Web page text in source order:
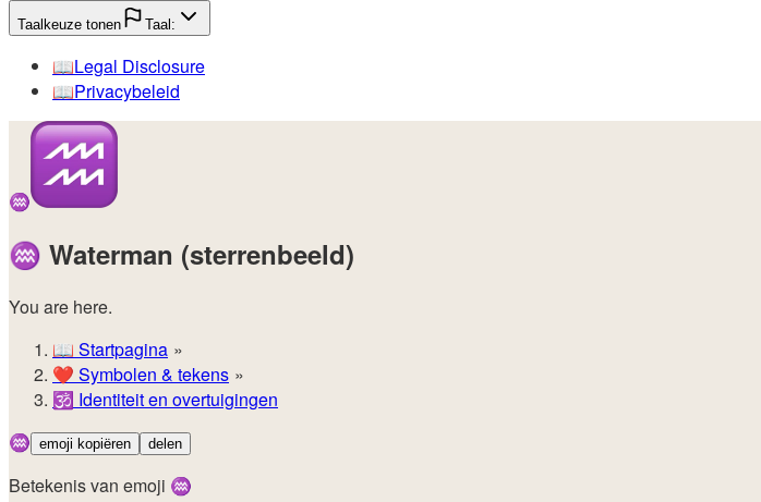
Taalkeuze tonen Taal:
📖️Legal Disclosure
📖️Privacybeleid
♒
♒ Waterman (sterrenbeeld)
You are here.
📖 Startpagina
❤️ Symbolen & tekens
🕉️ Identiteit en overtuigingen
♒ emoji kopiëren delen
Betekenis van emoji ♒